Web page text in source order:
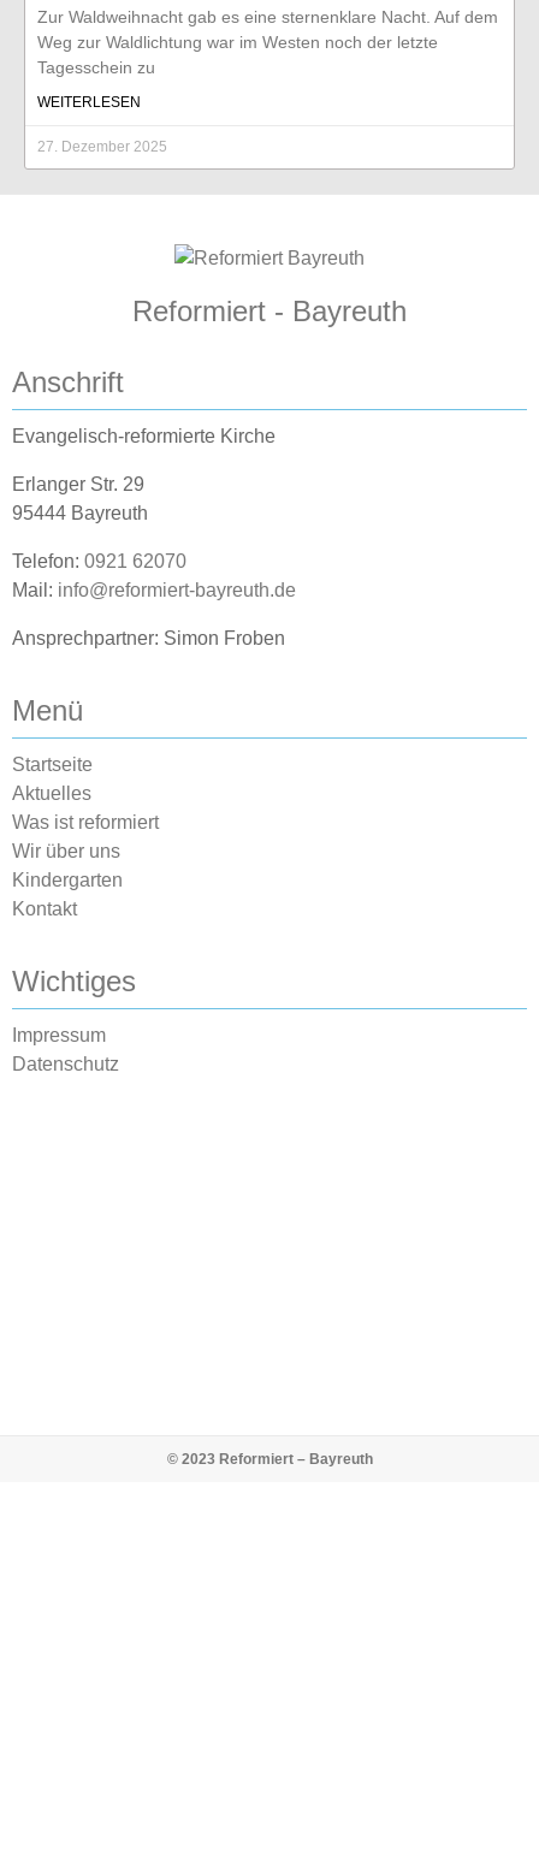
Zur Waldweihnacht gab es eine sternenklare Nacht. Auf dem
Weg zur Waldlichtung war im Westen noch der letzte
Tagesschein zu
WEITERLESEN
27. Dezember 2025
Reformiert - Bayreuth
Anschrift
Evangelisch-reformierte Kirche
Erlanger Str. 29
95444 Bayreuth
Telefon: 0921 62070
Mail: info@reformiert-bayreuth.de
Ansprechpartner: Simon Froben
Menü
Startseite
Aktuelles
Was ist reformiert
Wir über uns
Kindergarten
Kontakt
Wichtiges
Impressum
Datenschutz
© 2023 Reformiert – Bayreuth